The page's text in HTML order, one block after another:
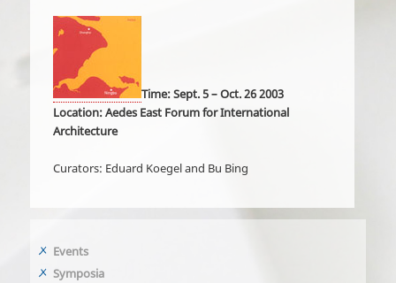
Time: Sept. 5 – Oct. 26 2003
Location: Aedes East Forum for International
Architecture
Curators: Eduard Koegel and Bu Bing
Events
Symposia